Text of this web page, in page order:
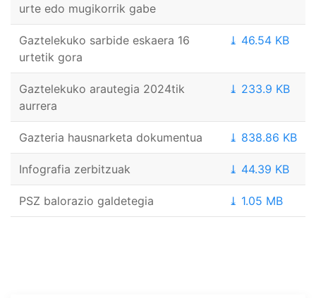
urte edo mugikorrik gabe
Gaztelekuko sarbide eskaera 16
urtetik gora
⤓ 46.54 KB
Gaztelekuko arautegia 2024tik
aurrera
⤓ 233.9 KB
Gazteria hausnarketa dokumentua ⤓ 838.86 KB
Infografia zerbitzuak ⤓ 44.39 KB
PSZ balorazio galdetegia ⤓ 1.05 MB